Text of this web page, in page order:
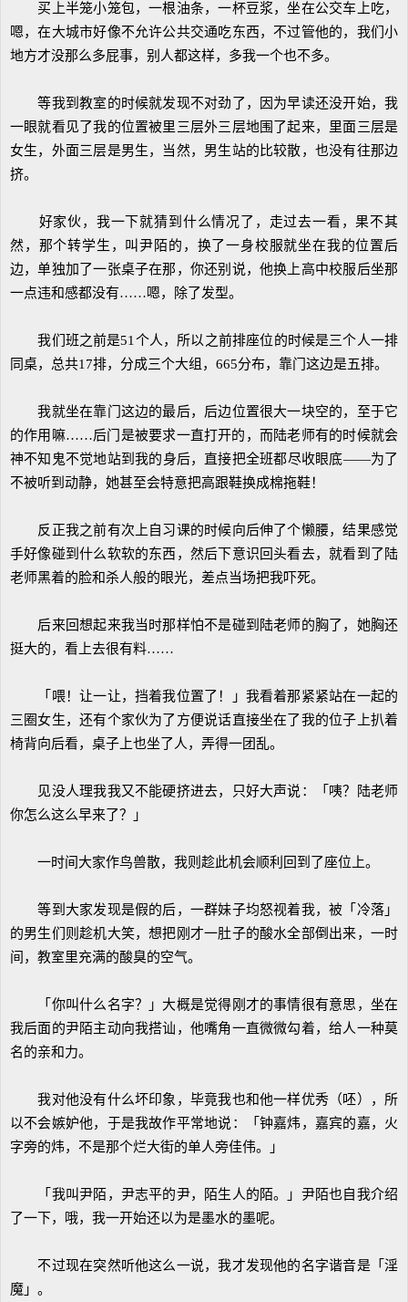
买上半笼小笼包，一根油条，一杯豆浆，坐在公交车上吃，
嗯，在大城市好像不允许公共交通吃东西，不过管他的，我们小
地方才没那么多屁事，别人都这样，多我一个也不多。
等我到教室的时候就发现不对劲了，因为早读还没开始，我
一眼就看见了我的位置被里三层外三层地围了起来，里面三层是
女生，外面三层是男生，当然，男生站的比较散，也没有往那边
挤。
好家伙，我一下就猜到什么情况了，走过去一看，果不其
然，那个转学生，叫尹陌的，换了一身校服就坐在我的位置后
边，单独加了一张桌子在那，你还别说，他换上高中校服后坐那
一点违和感都没有……嗯，除了发型。
我们班之前是51个人，所以之前排座位的时候是三个人一排
同桌，总共17排，分成三个大组，665分布，靠门这边是五排。
我就坐在靠门这边的最后，后边位置很大一块空的，至于它
的作用嘛……后门是被要求一直打开的，而陆老师有的时候就会
神不知鬼不觉地站到我的身后，直接把全班都尽收眼底——为了
不被听到动静，她甚至会特意把高跟鞋换成棉拖鞋！
反正我之前有次上自习课的时候向后伸了个懒腰，结果感觉
手好像碰到什么软软的东西，然后下意识回头看去，就看到了陆
老师黑着的脸和杀人般的眼光，差点当场把我吓死。
后来回想起来我当时那样怕不是碰到陆老师的胸了，她胸还
挺大的，看上去很有料……
「喂！让一让，挡着我位置了！」我看着那紧紧站在一起的
三圈女生，还有个家伙为了方便说话直接坐在了我的位子上扒着
椅背向后看，桌子上也坐了人，弄得一团乱。
见没人理我我又不能硬挤进去，只好大声说：「咦？陆老师
你怎么这么早来了？」
一时间大家作鸟兽散，我则趁此机会顺利回到了座位上。
等到大家发现是假的后，一群妹子均怒视着我，被「冷落」
的男生们则趁机大笑，想把刚才一肚子的酸水全部倒出来，一时
间，教室里充满的酸臭的空气。
「你叫什么名字？」大概是觉得刚才的事情很有意思，坐在
我后面的尹陌主动向我搭讪，他嘴角一直微微勾着，给人一种莫
名的亲和力。
我对他没有什么坏印象，毕竟我也和他一样优秀（呸），所
以不会嫉妒他，于是我故作平常地说：「钟嘉炜，嘉宾的嘉，火
字旁的炜，不是那个烂大街的单人旁佳伟。」
「我叫尹陌，尹志平的尹，陌生人的陌。」尹陌也自我介绍
了一下，哦，我一开始还以为是墨水的墨呢。
不过现在突然听他这么一说，我才发现他的名字谐音是「淫
魔」。